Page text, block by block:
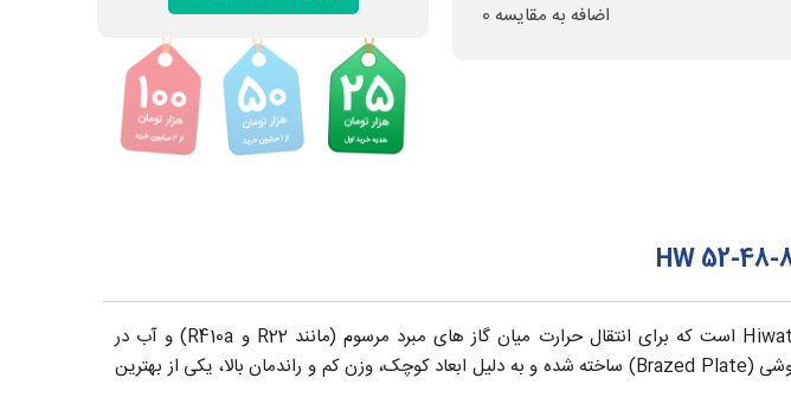
اضافه به مقایسه 0
مبدل صفحه‌ای (اواپراتور) گاز به آب تک مدار هایواتر یکی از محصولات کارآمد برند هایواتر Hiwater است که برای انتقال حرارت میان گاز های مبرد مرسوم (مانند R22 و R410a) و آب در
سیستم‌های برودتی، چیلرها و واحدهای بازیابی گرما طراحی شده است. این نوع مبدل با ساختار جوشی (Brazed Plate) ساخته شده و به دلیل ابعاد کوچک، وزن کم و راندمان بالا، یکی از بهترین